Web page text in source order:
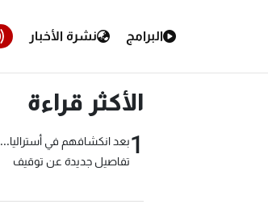
البرامج نشرة الأخبار
الأكثر قراءة
1بعد انكشافهم في أستراليا...
تفاصيل جديدة عن توقيف